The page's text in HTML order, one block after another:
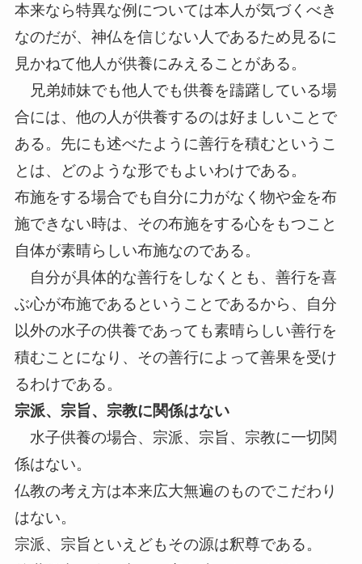
本来なら特異な例については本人が気づくべき
なのだが、神仏を信じない人であるため見るに
見かねて他人が供養にみえることがある。
兄弟姉妹でも他人でも供養を躊躇している場
合には、他の人が供養するのは好ましいことで
ある。先にも述べたように善行を積むというこ
とは、どのような形でもよいわけである。
布施をする場合でも自分に力がなく物や金を布
施できない時は、その布施をする心をもつこと
自体が素晴らしい布施なのである。
自分が具体的な善行をしなくとも、善行を喜
ぶ心が布施であるということであるから、自分
以外の水子の供養であっても素晴らしい善行を
積むことになり、その善行によって善果を受け
るわけである。
宗派、宗旨、宗教に関係はない
水子供養の場合、宗派、宗旨、宗教に一切関
係はない。
仏教の考え方は本来広大無遍のものでこだわり
はない。
宗派、宗旨といえどもその源は釈尊である。